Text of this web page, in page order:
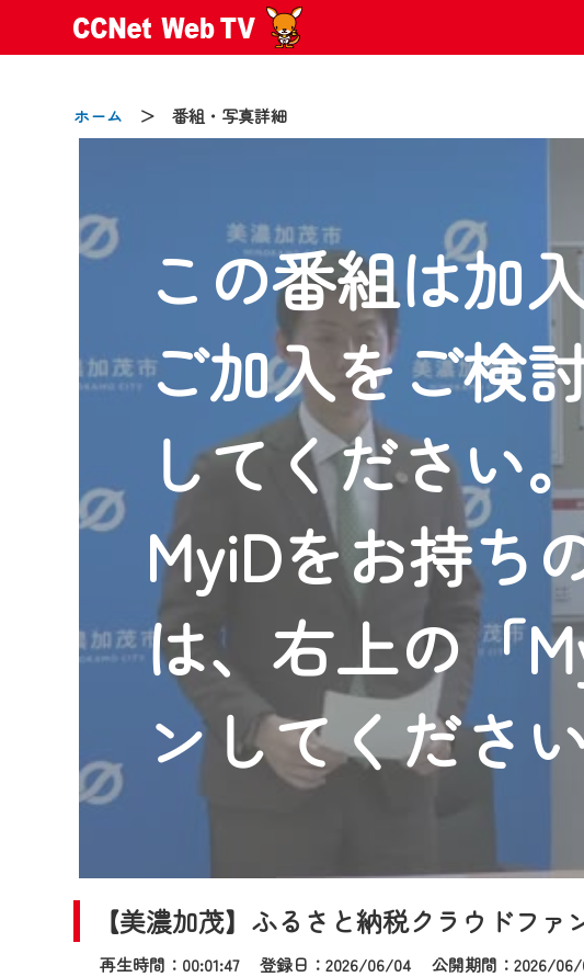
ホーム ＞ 番組・写真詳細
この番組は加
ご加入をご検
してください。
MyiDをお持ち
は、右上の「
ンしてください
【美濃加茂】ふるさと納税クラウドフ
再生時間：00:01:47 登録日：2026/06/04公開期間：2026/
2024/09/02
動画配信サービス『CCNet Web TV』は
【変更点】
◆デザイン変更により、お住まいの地域の
◆当社アプリやＰＣブラウザから、いつ
CCNetサービスエリア20市町の地域情報
【ご注意】
2024年9月24日からはご加入者様へのサ
『CCNet Web TV』を利用いただくには
CCNetサービスへの加入と『CCNetマイ
何卒、ご理解ご了承の程よろしくお願い
※マイページへのログインには、MyIDが必
※MyIDとは、CCNet Web TVを含むCCNet
IDはお客様が使っているメールアドレスで
（GmailやYahooなどのフリーメールアドレ
※マイページへのログイン・MyIDの新規登
※CCNetアプリをご利用中の方は引き続き
CCNetWebTVのリニューアルにともないメ
日時 9/24 9:30～16:30